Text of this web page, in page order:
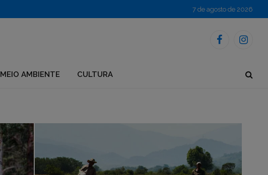
7 de agosto de 2026
Facebook
MEIO AMBIENTE CULTURA